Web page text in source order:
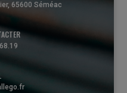
65600 Séméac